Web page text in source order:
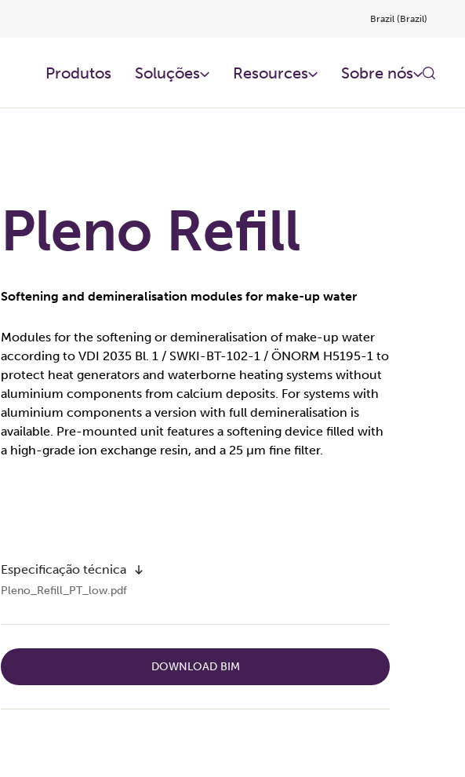
Brazil (Brazil)
Produtos Soluções Resources Sobre nós
Pleno Refill
Softening and demineralisation modules for make-up water
Modules for the softening or demineralisation of make-up water
according to VDI 2035 Bl. 1 / SWKI-BT-102-1 / ÖNORM H5195-1 to
protect heat generators and waterborne heating systems without
aluminium components from calcium deposits. For systems with
aluminium components a version with full demineralisation is
available. Pre-mounted unit features a softening device filled with
a high-grade ion exchange resin, and a 25 µm fine filter.
Especificação técnica
Pleno_Refill_PT_low.pdf
DOWNLOAD BIM